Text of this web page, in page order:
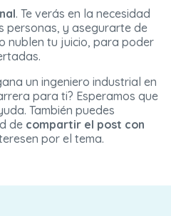
. Te verás en la necesidad
personas, y asegurarte de
nublen tu juicio, para poder
un ingeniero industrial en
para ti? Esperamos que
También puedes
de compartir el post con
por el tema.